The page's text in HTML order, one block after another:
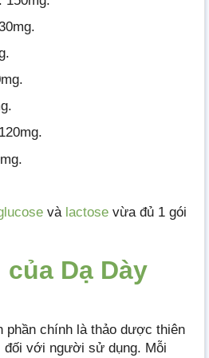
và lactose vừa đủ 1 gói
Dạ Dày
phần chính là thảo dược thiên
đối với người sử dụng. Mỗi